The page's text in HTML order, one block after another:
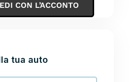
CON L’ACCONTO
tua auto